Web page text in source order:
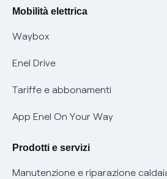
Informativa RAEE
Informativa Privacy AI
Offerte Placet non vulnerabili
Offerta Tutela Vulnerabilità Gas
Mobilità Elettrica
Phishing e truffe online
Verifica chi ti ha chiamato
Agevolazione utenti con disabilità
Informativa RAEE
Mobilità elettrica
Waybox
Enel Drive
Tariffe e abbonamenti
App Enel On Your Way
Prodotti e servizi
Manutenzione e riparazione